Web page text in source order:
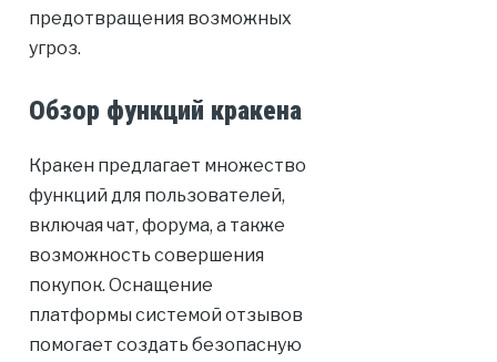
предотвращения возможных
угроз.
Обзор функций кракена
Кракен предлагает множество
функций для пользователей,
включая чат, форума, а также
возможность совершения
покупок. Оснащение
платформы системой отзывов
помогает создать безопасную